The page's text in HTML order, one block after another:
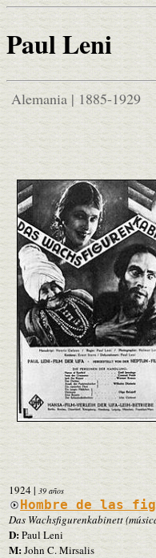
Paul Leni
Alemania | 1885-1929
1924| 39 años
Hombre de las
Das Wachsfigurenkabinett
D:Paul Leni
M:John C. Mirsalis